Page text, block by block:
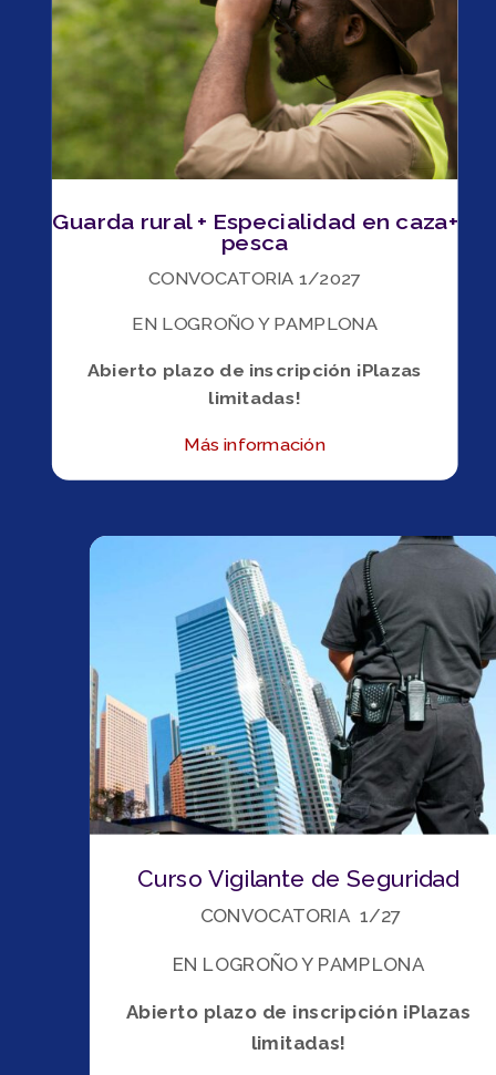
Guarda rural + Especialidad en caza+
pesca
CONVOCATORIA 1/2027
EN LOGROÑO Y PAMPLONA
Abierto plazo de inscripción ¡Plazas
limitadas!
Más información
Curso Vigilante de Seguridad
CONVOCATORIA 1/27
EN LOGROÑO Y PAMPLONA
Abierto plazo de inscripción ¡Plazas
limitadas!